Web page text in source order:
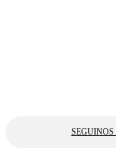
SEGUINOS